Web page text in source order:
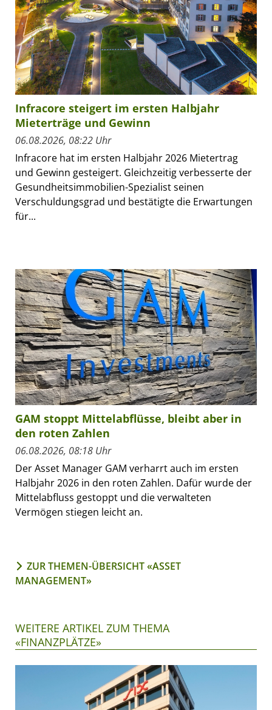
Infracore steigert im ersten Halbjahr
Mieterträge und Gewinn
06.08.2026, 08:22 Uhr
Infracore hat im ersten Halbjahr 2026 Mietertrag
und Gewinn gesteigert. Gleichzeitig verbesserte der
Gesundheitsimmobilien-Spezialist seinen
Verschuldungsgrad und bestätigte die Erwartungen
für...
GAM stoppt Mittelabflüsse, bleibt aber in
den roten Zahlen
06.08.2026, 08:18 Uhr
Der Asset Manager GAM verharrt auch im ersten
Halbjahr 2026 in den roten Zahlen. Dafür wurde der
Mittelabfluss gestoppt und die verwalteten
Vermögen stiegen leicht an.
ZUR THEMEN-ÜBERSICHT «ASSET
MANAGEMENT»
WEITERE ARTIKEL ZUM THEMA
«FINANZPLÄTZE»